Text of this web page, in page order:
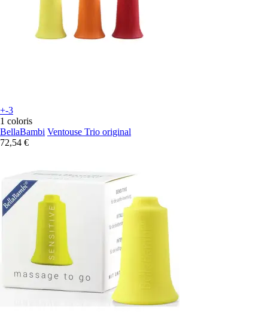
+-3
1 coloris
BellaBambi Ventouse Trio original
72,54 €